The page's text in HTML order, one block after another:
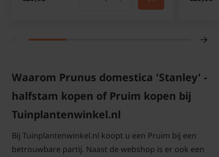
Waarom Prunus domestica 'Stanley' -
halfstam kopen of Pruim kopen bij
Tuinplantenwinkel.nl
Bij Tuinplantenwinkel.nl koopt u een Pruim bij een
betrouwbare partij. Naast de webshop is er ook een